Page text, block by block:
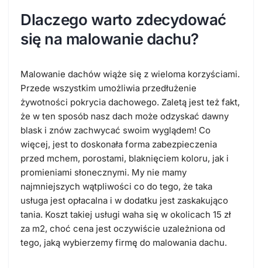
Dlaczego warto zdecydować
się na malowanie dachu?
Malowanie dachów wiąże się z wieloma korzyściami.
Przede wszystkim umożliwia przedłużenie
żywotności pokrycia dachowego. Zaletą jest też fakt,
że w ten sposób nasz dach może odzyskać dawny
blask i znów zachwycać swoim wyglądem! Co
więcej, jest to doskonała forma zabezpieczenia
przed mchem, porostami, blaknięciem koloru, jak i
promieniami słonecznymi. My nie mamy
najmniejszych wątpliwości co do tego, że taka
usługa jest opłacalna i w dodatku jest zaskakująco
tania. Koszt takiej usługi waha się w okolicach 15 zł
za m2, choć cena jest oczywiście uzależniona od
tego, jaką wybierzemy firmę do malowania dachu.